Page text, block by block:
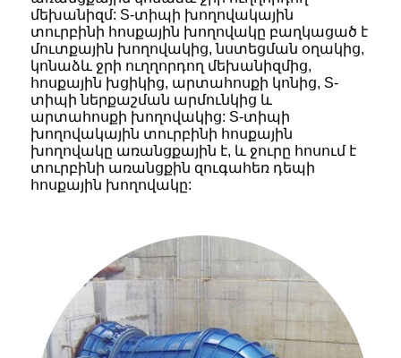
մեխանիզմ: S-տիպի խողովակային
տուրբինի հոսքային խողովակը բաղկացած է
մուտքային խողովակից, նստեցման օղակից,
կոնաձև ջրի ուղղորդող մեխանիզմից,
հոսքային խցիկից, արտահոսքի կոնից, S-
տիպի ներքաշման արմունկից և
արտահոսքի խողովակից: S-տիպի
խողովակային տուրբինի հոսքային
խողովակը առանցքային է, և ջուրը հոսում է
տուրբինի առանցքին զուգահեռ դեպի
հոսքային խողովակը: